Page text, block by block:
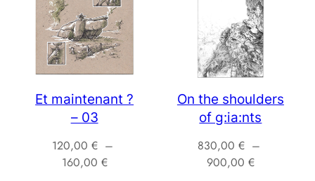
Et maintenant ?
– 03
120,00€ –
160,00 €Plage
On the shoulders
of g:ia:nts
830,00 € –
900,00 €Plage